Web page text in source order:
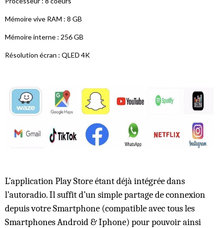
Mémoire vive RAM : 8 GB
Mémoire interne : 256 GB
Résolution écran : QLED 4K
L’application Play Store étant déjà intégrée dans
l’autoradio. Il suffit d’un simple partage de connexion
depuis votre Smartphone (compatible avec tous les
Smartphones Android & Iphone) pour pouvoir ainsi